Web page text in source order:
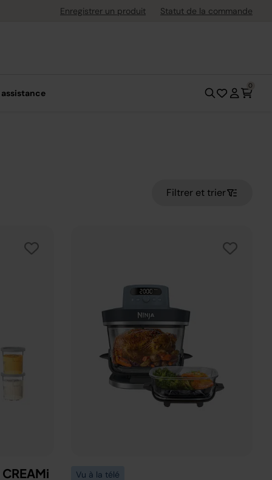
plus*.Profitez-en
Enregistrer un produit Statut de la commande
0
Filtrer et trier
Vu à la télé